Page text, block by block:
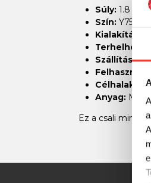
Súly: 1.8
Szín:
Kialakítás:
Szállítási
Felhasználás:
Célhalak:
Anyag:
Ez a csali